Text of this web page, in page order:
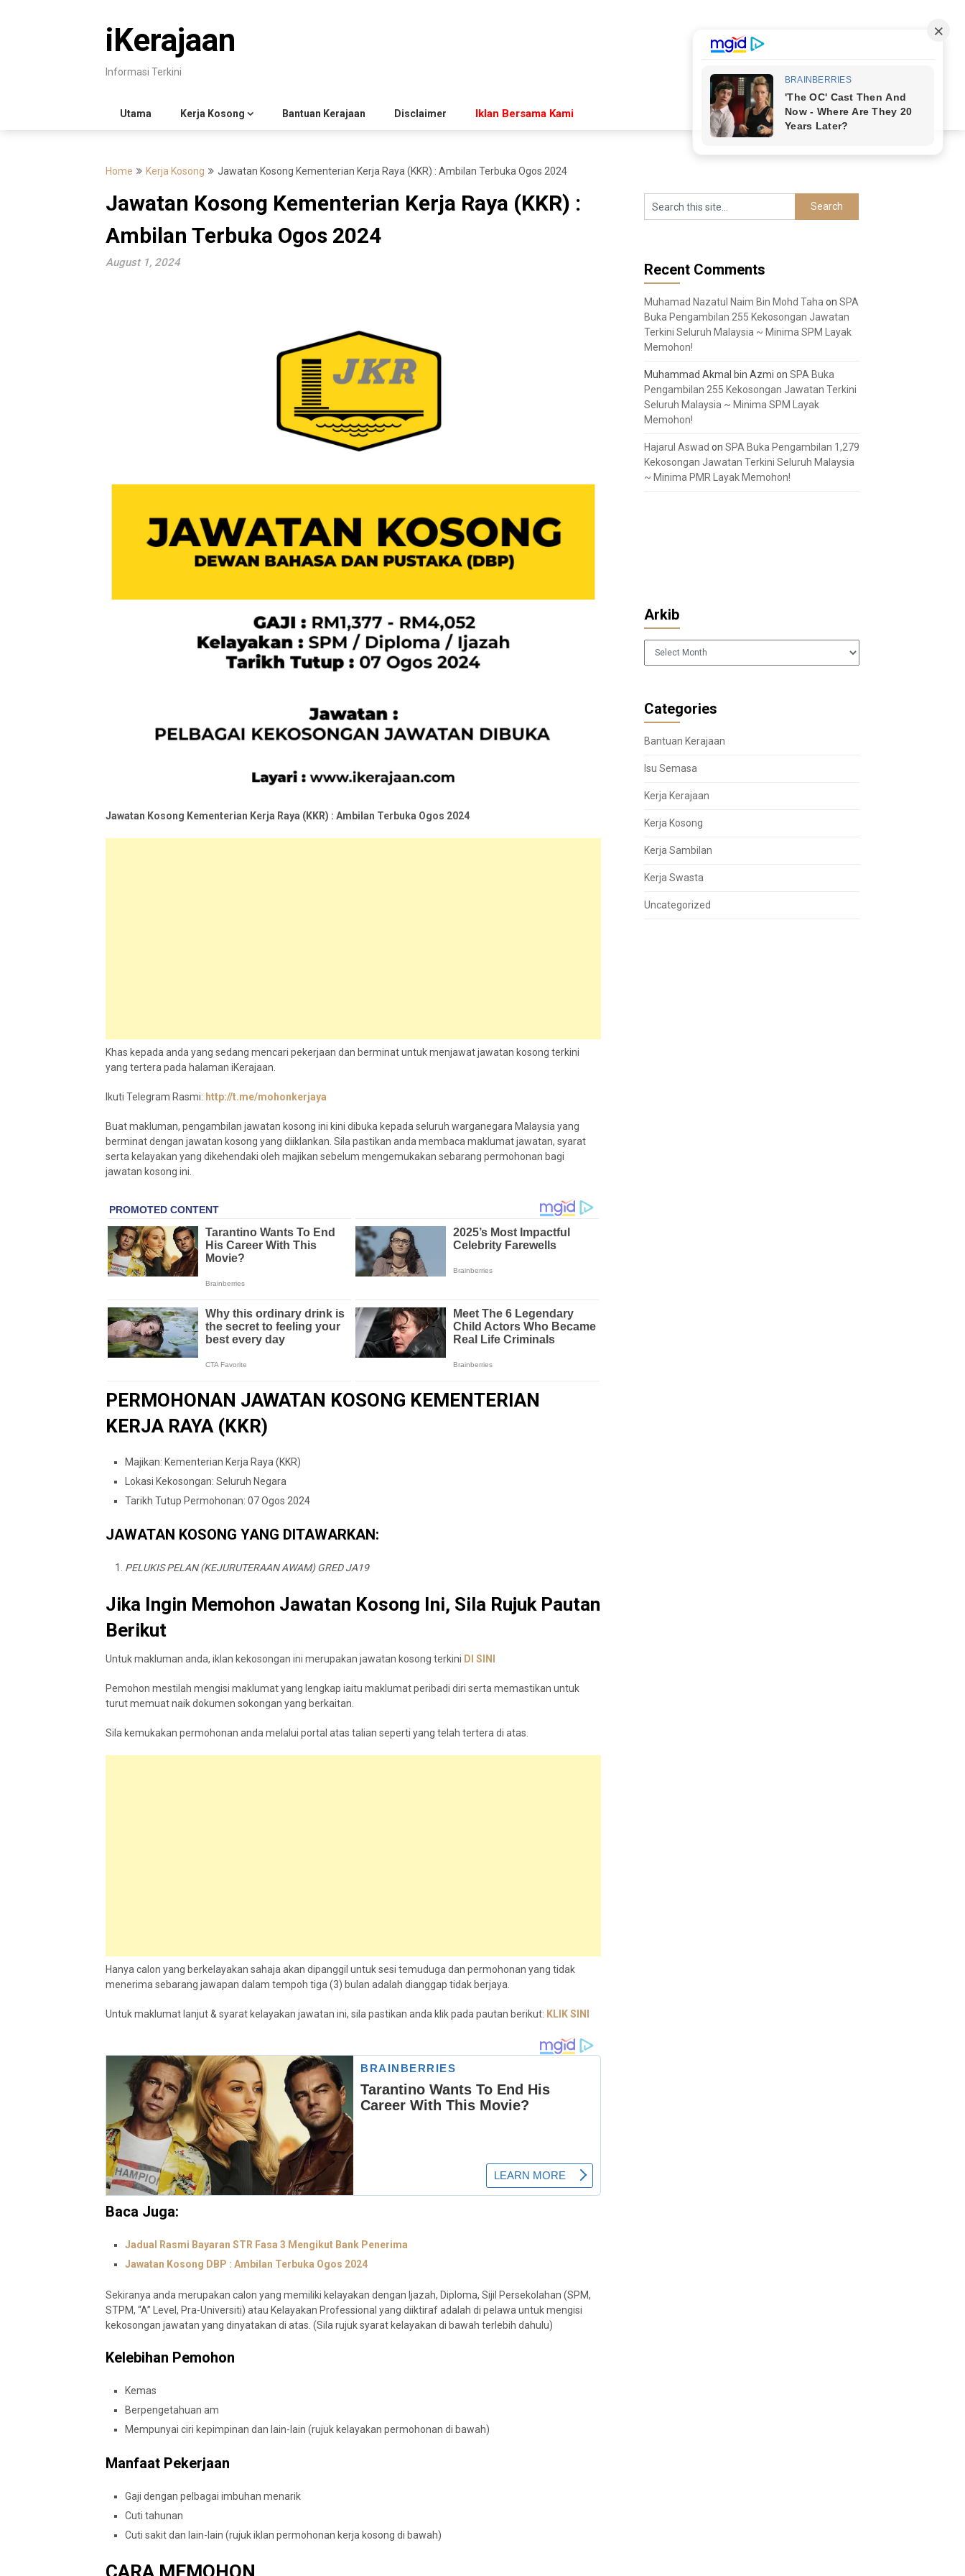
iKerajaan
Informasi Terkini
Utama Kerja Kosong Bantuan Kerajaan Disclaimer Iklan Bersama Kami
Home Kerja Kosong Jawatan Kosong Kementerian Kerja Raya (KKR) : Ambilan Terbuka Ogos 2024
Jawatan Kosong Kementerian Kerja Raya (KKR) :
Ambilan Terbuka Ogos 2024
August 1, 2024
Jawatan Kosong Kementerian Kerja Raya (KKR) : Ambilan Terbuka Ogos 2024
Khas kepada anda yang sedang mencari pekerjaan dan berminat untuk menjawat jawatan kosong terkini
yang tertera pada halaman iKerajaan.
Ikuti Telegram Rasmi: http://t.me/mohonkerjaya
Buat makluman, pengambilan jawatan kosong ini kini dibuka kepada seluruh warganegara Malaysia yang
berminat dengan jawatan kosong yang diiklankan. Sila pastikan anda membaca maklumat jawatan, syarat
serta kelayakan yang dikehendaki oleh majikan sebelum mengemukakan sebarang permohonan bagi
jawatan kosong ini.
PERMOHONAN JAWATAN KOSONG KEMENTERIAN
KERJA RAYA (KKR)
Majikan: Kementerian Kerja Raya (KKR)
Lokasi Kekosongan: Seluruh Negara
Tarikh Tutup Permohonan: 07 Ogos 2024
JAWATAN KOSONG YANG DITAWARKAN:
PELUKIS PELAN (KEJURUTERAAN AWAM) GRED JA19
Jika Ingin Memohon Jawatan Kosong Ini, Sila Rujuk Pautan
Berikut
Untuk makluman anda, iklan kekosongan ini merupakan jawatan kosong terkini DI S N
Pemohon mestilah mengisi maklumat yang lengkap iaitu maklumat peribadi diri serta memastikan untuk
turut memuat naik dokumen sokongan yang berkaitan.
Sila kemukakan permohonan anda melalui portal atas talian seperti yang telah tertera di atas.
Hanya calon yang berkelayakan sahaja akan dipanggil untuk sesi temuduga dan permohonan yang tidak
menerima sebarang jawapan dalam tempoh tiga (3) bulan adalah dianggap tidak berjaya.
Untuk maklumat lanjut & syarat kelayakan jawatan ini, sila pastikan anda klik pada pautan berikut: KLIK SINI
Baca Juga:
Jadual Rasmi Bayaran STR Fasa 3 Mengikut Bank Penerima
Jawatan Kosong DBP : Ambilan Terbuka Ogos 2024
Sekiranya anda merupakan calon yang memiliki kelayakan dengan Ijazah, Diploma, Sijil Persekolahan (SPM,
STPM, “A” Level, Pra-Universiti) atau Kelayakan Professional yang diiktiraf adalah di pelawa untuk mengisi
kekosongan jawatan yang dinyatakan di atas. (Sila rujuk syarat kelayakan di bawah terlebih dahulu)
Kelebihan Pemohon
Kemas
Berpengetahuan am
Mempunyai ciri kepimpinan dan lain-lain (rujuk kelayakan permohonan di bawah)
Manfaat Pekerjaan
Gaji dengan pelbagai imbuhan menarik
Cuti tahunan
Cuti sakit dan lain-lain (rujuk iklan permohonan kerja kosong di bawah)
CARA MEMOHON
Recent Comments
Muhamad Nazatul Naim Bin Mohd Taha on SPA
Buka Pengambilan 255 Kekosongan Jawatan
Terkini Seluruh Malaysia ~ Minima SPM Layak
Memohon!
Muhammad Akmal bin Azmi on SPA Buka
Pengambilan 255 Kekosongan Jawatan Terkini
Seluruh Malaysia ~ Minima SPM Layak
Memohon!
Hajarul Aswad on SPA Buka Pengambilan 1,279
Kekosongan Jawatan Terkini Seluruh Malaysia
~ Minima PMR Layak Memohon!
Arkib
Arkib
Categories
Bantuan Kerajaan
Isu Semasa
Kerja Kerajaan
Kerja Kosong
Kerja Sambilan
Kerja Swasta
Uncategorized